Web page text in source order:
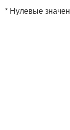
* Нулевые